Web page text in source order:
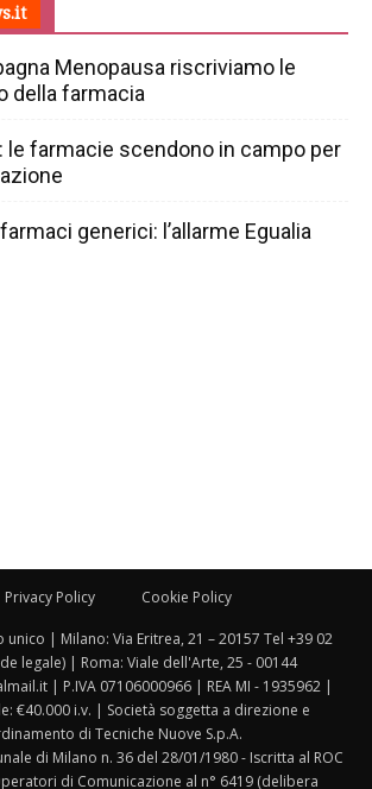
Menopausa riscriviamo le
della farmacia
le farmacie scendono in campo per
generici: l’allarme Egualia
Privacy Policy Cookie Policy
| Milano: Via Eritrea, 21 – 20157 Tel +39 02
legale) | Roma: Viale dell'Arte, 25 - 00144
| P.IVA 07106000966 | REA MI - 1935962 |
€40.000 i.v. | Società soggetta a direzione e
di Tecniche Nuove S.p.A.
di Milano n. 36 del 28/01/1980 - Iscritta al ROC
di Comunicazione al n° 6419 (delibera